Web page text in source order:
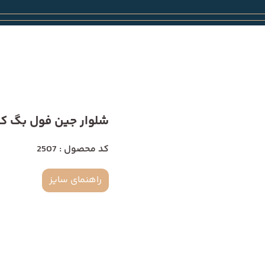
شلوار جین فول بگ کراپ
کد محصول : 2507
راهنمای سایز